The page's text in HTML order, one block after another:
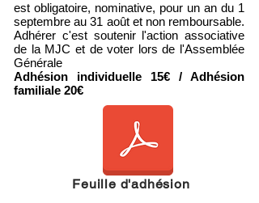
est obligatoire, nominative, pour un an du 1
septembre au 31 août et non remboursable.
Adhérer c'est soutenir l'action associative
de la MJC et de voter lors de l'Assemblée
Générale
Adhésion individuelle 15€ / Adhésion
familiale 20€
Feuille d'adhésion